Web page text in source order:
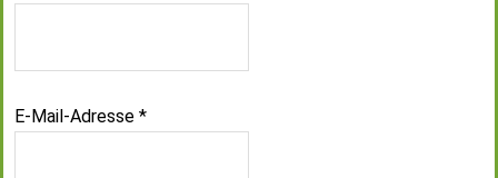
E-Mail-Adresse *